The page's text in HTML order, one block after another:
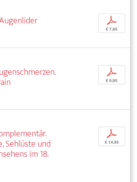
p
€ 7,95
p
€ 9,95
Sehlüste und
im 18.
p
€ 14,95